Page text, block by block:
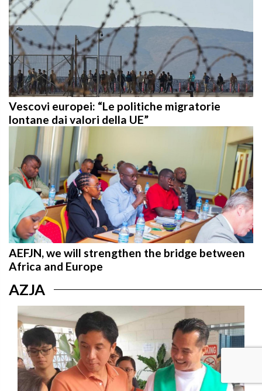
Vescovi europei: “Le politiche migratorie
lontane dai valori della UE”
AEFJN, we will strengthen the bridge between
Africa and Europe